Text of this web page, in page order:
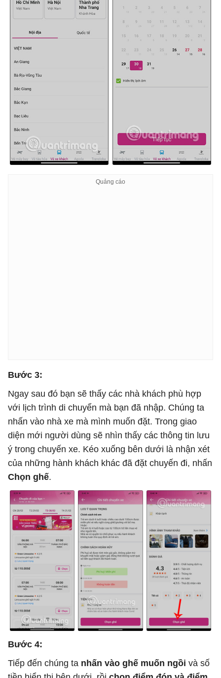
Bước 3:
Ngay sau đó bạn sẽ thấy các nhà khách phù hợp
với lịch trình di chuyển mà bạn đã nhập. Chúng ta
nhấn vào nhà xe mà mình muốn đặt. Trong giao
diện mới người dùng sẽ nhìn thấy các thông tin lưu
ý trong chuyến xe. Kéo xuống bên dưới là nhận xét
của những hành khách khác đã đặt chuyến đi, nhấn
Chọn ghế.
Bước 4:
Tiếp đến chúng ta nhấn vào ghế muốn ngồi và số